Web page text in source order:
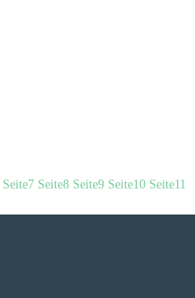
Seite7 Seite8 Seite9 Seite10 Seite11